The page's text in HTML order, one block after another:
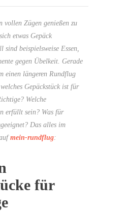
vollen Zügen genießen zu
etwas Gepäck
sind beispielsweise Essen,
gegen Übelkeit. Gerade
einen längeren Rundflug
Gepäckstück ist für
Welche
erfüllt sein? Was für
Das alles im
mein-rundflug:
für